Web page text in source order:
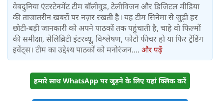
वेबदुनिया एंटरटेनमेंट टीम बॉलीवुड, टेलीविजन और डिजिटल मीडिया
की ताजातरीन खबरों पर नज़र रखती है। यह टीम सिनेमा से जुड़ी हर
छोटी-बड़ी जानकारी को अपने पाठकों तक पहुंचाती है, चाहे वो फिल्मों
की समीक्षा, सेलिब्रिटी इंटरव्यू, विश्लेषण, फोटो फीचर हो या फिर ट्रेंडिंग
इवेंट्स। टीम का उद्देश्य पाठकों को मनोरंजन.... और पढ़ें
हमारे साथ WhatsApp पर जुड़ने के लिए यहां क्लिक करें